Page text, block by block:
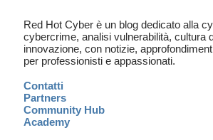
Red Hot Cyber è un blog dedicato alla
cybercrime, analisi vulnerabilità, cultura
innovazione, con notizie,
per professionisti e appassionati.
Contatti
Partners
Community Hub
Academy